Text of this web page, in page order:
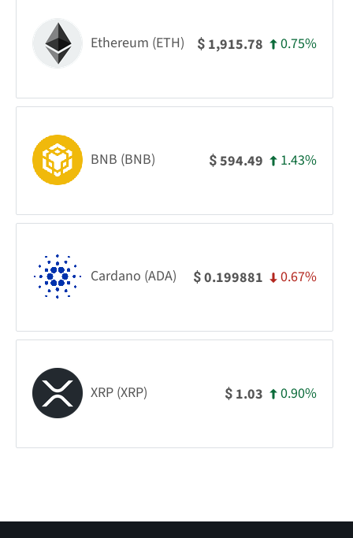
Ethereum (ETH) $ 1,915.78 0.75%
BNB (BNB) $594.49 1.43%
Cardano (ADA) $0.199881 0.67%
XRP (XRP) $ 1.03 0.90%